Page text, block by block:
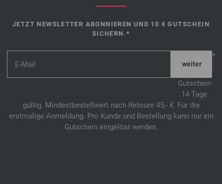
JETZT NEWSLETTER ABONNIEREN UND 10 € GUTSCHEIN
SICHERN.*
*
Gutschein
14 Tage
gültig. Mindestbestellwert nach Retoure 45,- €. Für die
erstmalige Anmeldung. Pro Kunde und Bestellung kann nur ein
Gutschein eingelöst werden.